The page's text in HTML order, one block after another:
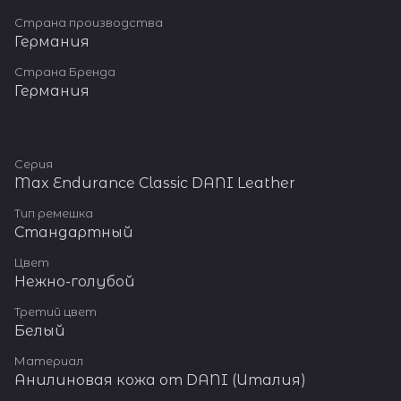
силикона по технологии
PlasmaTech для обеспечения
пыли и особой текстуры
поверхности.
Пряжка из нержавеющей
стали 316L.
Быстросъемные шпильки
«Easy Infix» позволяют
менять ремешки легко и без
использования специальных
Страна производства
Германия
Страна Бренда
Германия
Серия
Max Endurance Classic DANI Leather
Тип ремешка
Стандартный
Цвет
Нежно-голубой
Третий цвет
Белый
Материал
Анилиновая кожа от DANI (Италия)